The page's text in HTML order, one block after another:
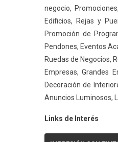
negocio,
Edificios, Rejas y
Promoción de
Pendones, Eventos
Ruedas de Negocios,
Empresas, Grandes
Decoración de
Anuncios Luminosos,
Links de Interés